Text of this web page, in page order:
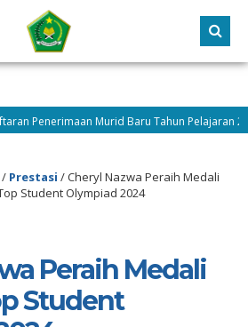
Murid Baru Tahun Pelajaran 2026/
/ Prestasi /Cheryl Nazwa Peraih Medali
Student Olympiad 2024
Peraih Medali
Student